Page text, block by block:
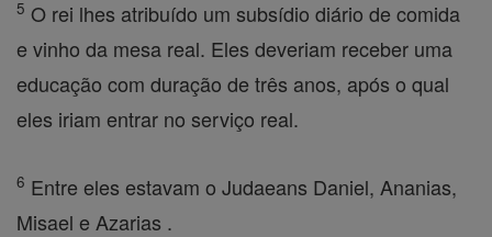
5 O rei lhes atribuído um subsídio diário de comida
e vinho da mesa real. Eles deveriam receber uma
educação com duração de três anos, após o qual
eles iriam entrar no serviço real.
6 Entre eles estavam o Judaeans Daniel, Ananias,
Misael e Azarias .